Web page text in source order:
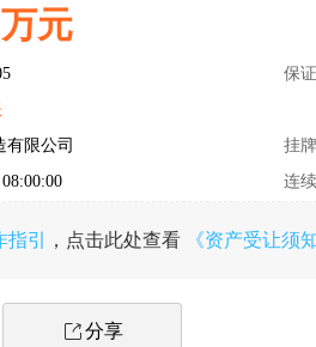
元
保
有限公司
挂
连
引 ，点击此处查看 《资产受让须
分享